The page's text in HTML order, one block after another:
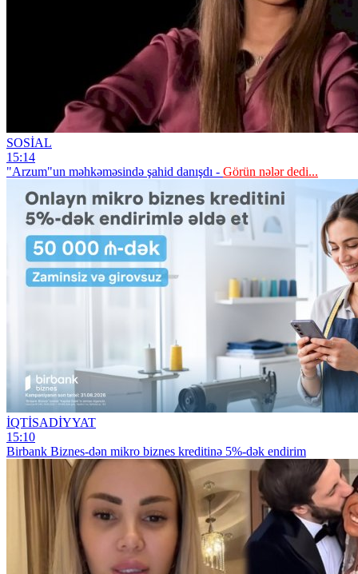
SOSİAL
15:14
"Arzum"un məhkəməsində şahid danışdı - Görün nələr dedi...
İQTİSADİYYAT
15:10
Birbank Biznes-dən mikro biznes kreditinə 5%-dək endirim